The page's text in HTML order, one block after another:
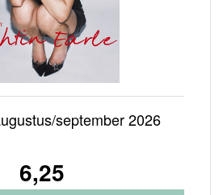
september 2026
6,25